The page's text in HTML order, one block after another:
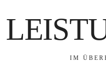
IM